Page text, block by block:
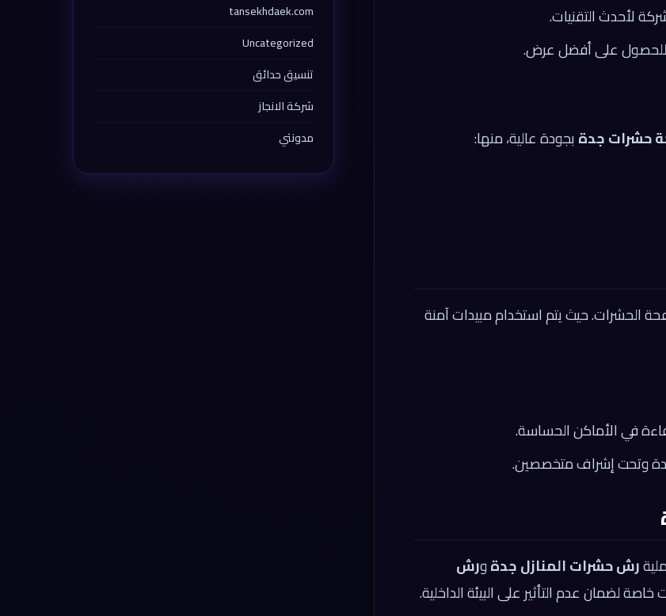
لأحدث التقنيات.
للحصول على أفضل عرض.
حشرات جدة بجودة عالية، منها:
الحشرات. حيث يتم استخدام مبيدات آمنة
في الأماكن الحساسة.
وتحت إشراف متخصصين.
رش حشرات المنازل جدةورش
لضمان عدم التأثير على البيئة الداخلية.
tansekhdaek.com
Uncategorized
تنسيق حدائق
شركة الانجاز
مدونتي